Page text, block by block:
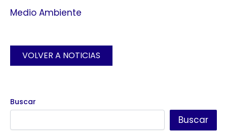
Medio Ambiente
VOLVER A NOTICIAS
Buscar
Buscar